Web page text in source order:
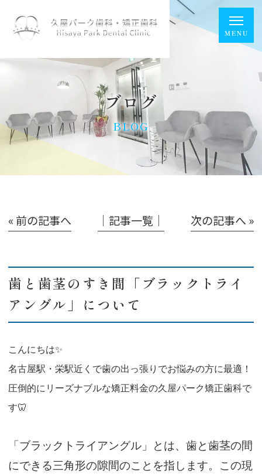
ブログ
BLOG
« 前の記事へ │記事一覧│ 次の記事へ »
歯と歯茎のすき間「ブラックトライ
アングル」について
こんにちは✨
名古屋駅・栄駅近くで歯の出っ張りでお悩みの方に最適！
圧倒的にリーズナブルな矯正料金の久屋パーク矯正歯科で
す🦷
「ブラックトライアングル」とは、歯と歯茎の間
にできる三角形の隙間のことを指します。この現